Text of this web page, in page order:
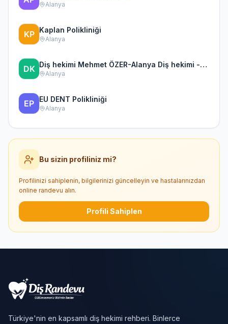
Alanya
Kaplan Polikliniği
Alanya
Diş hekimi Mehmet ÖZER-Alanya Diş hekimi --İmplant -Zirkonyum-Acil Diş-Kanal Tedavisi-Porselen kaplama-Dentist-
Alanya
EU DENT Polikliniği
Alanya
Bu sizin profiliniz mi?
Profilinizi sahiplenin, bilgilerinizi güncelleyin ve hastalarınızdan
online randevu alın.
Profili Sahiplen
Türkiye'nin en kapsamlı diş hekimi rehberi. Binlerce